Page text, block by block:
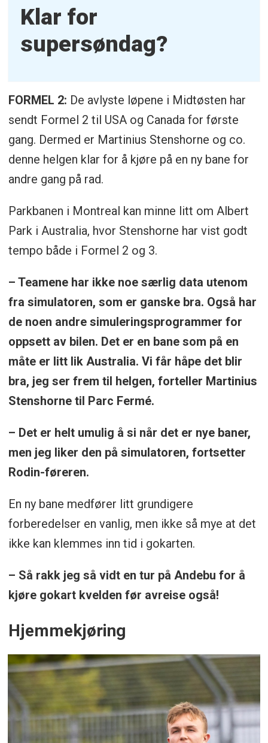
Klar for
supersøndag?
FORMEL 2: De avlyste løpene i Midtøsten har
sendt Formel 2 til USA og Canada for første
gang. Dermed er Martinius Stenshorne og co.
denne helgen klar for å kjøre på en ny bane for
andre gang på rad.
Parkbanen i Montreal kan minne litt om Albert
Park i Australia, hvor Stenshorne har vist godt
tempo både i Formel 2 og 3.
– Teamene har ikke noe særlig data utenom
fra simulatoren, som er ganske bra. Også har
de noen andre simuleringsprogrammer for
oppsett av bilen. Det er en bane som på en
måte er litt lik Australia. Vi får håpe det blir
bra, jeg ser frem til helgen, forteller Martinius
Stenshorne til Parc Fermé.
– Det er helt umulig å si når det er nye baner,
men jeg liker den på simulatoren, fortsetter
Rodin-føreren.
En ny bane medfører litt grundigere
forberedelser en vanlig, men ikke så mye at det
ikke kan klemmes inn tid i gokarten.
– Så rakk jeg så vidt en tur på Andebu for å
kjøre gokart kvelden før avreise også!
Hjemmekjøring